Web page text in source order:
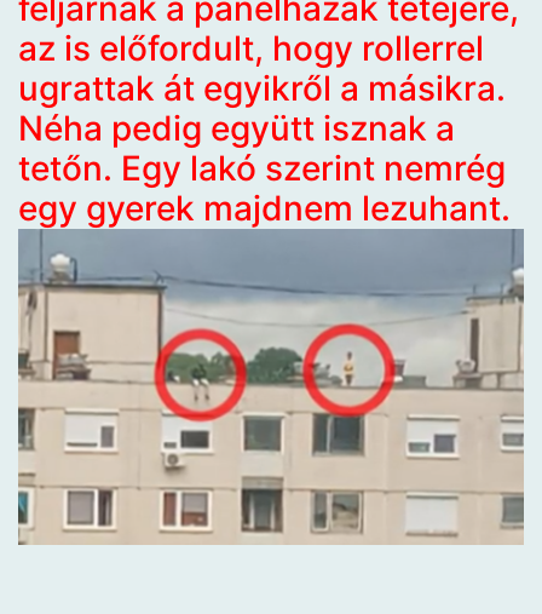
feljárnak a panelházak tetejére,
az is előfordult, hogy rollerrel
ugrattak át egyikről a másikra.
Néha pedig együtt isznak a
tetőn. Egy lakó szerint nemrég
egy gyerek majdnem lezuhant.